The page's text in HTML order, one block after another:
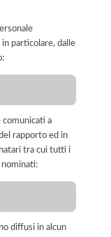
particolare, dalle
comunicati a
rapporto ed in
tra cui tutti i
nominati:
diffusi in alcun